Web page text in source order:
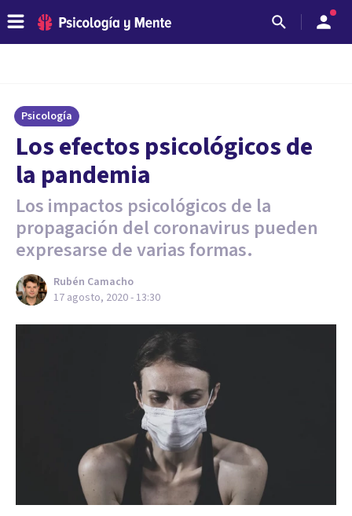
Psicología
Los efectos psicológicos de
la pandemia
Los impactos psicológicos de la
propagación del coronavirus pueden
expresarse de varias formas.
Rubén Camacho
17 agosto, 2020 - 13:30